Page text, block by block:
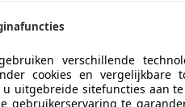
verschillende
cookies en vergelijkbare
u uitgebreide sitefuncties aan
gebruikerservaring te